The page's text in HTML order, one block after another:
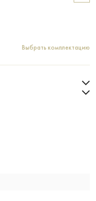
Выбрать комплектацию